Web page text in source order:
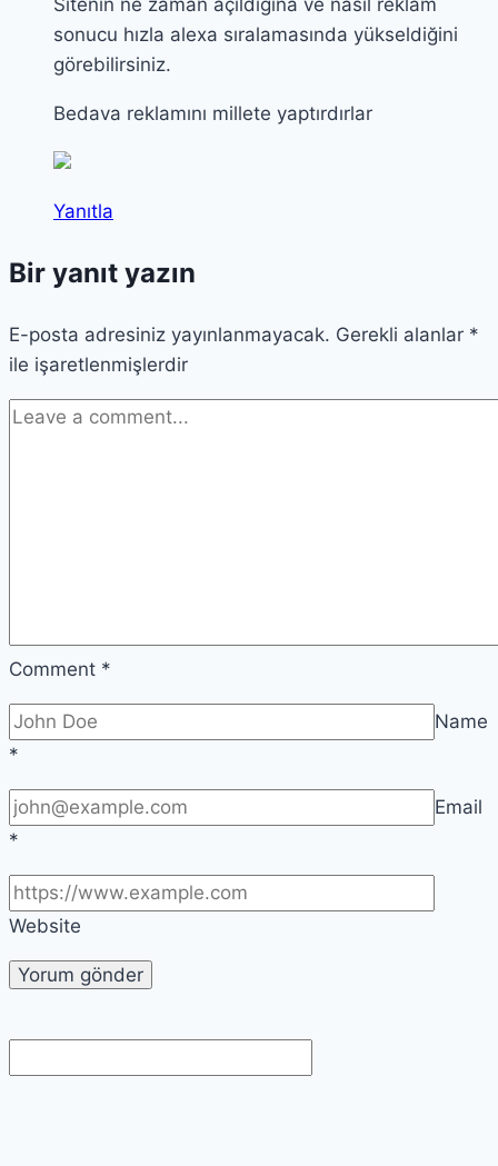
sonucu hızla alexa sıralamasında yükseldiğini
görebilirsiniz.
Bedava reklamını millete yaptırdırlar
Yanıtla
Bir yanıt yazın
E-posta adresiniz yayınlanmayacak. Gerekli alanlar *
ile işaretlenmişlerdir
Comment *
Name
*
Email
*
Website